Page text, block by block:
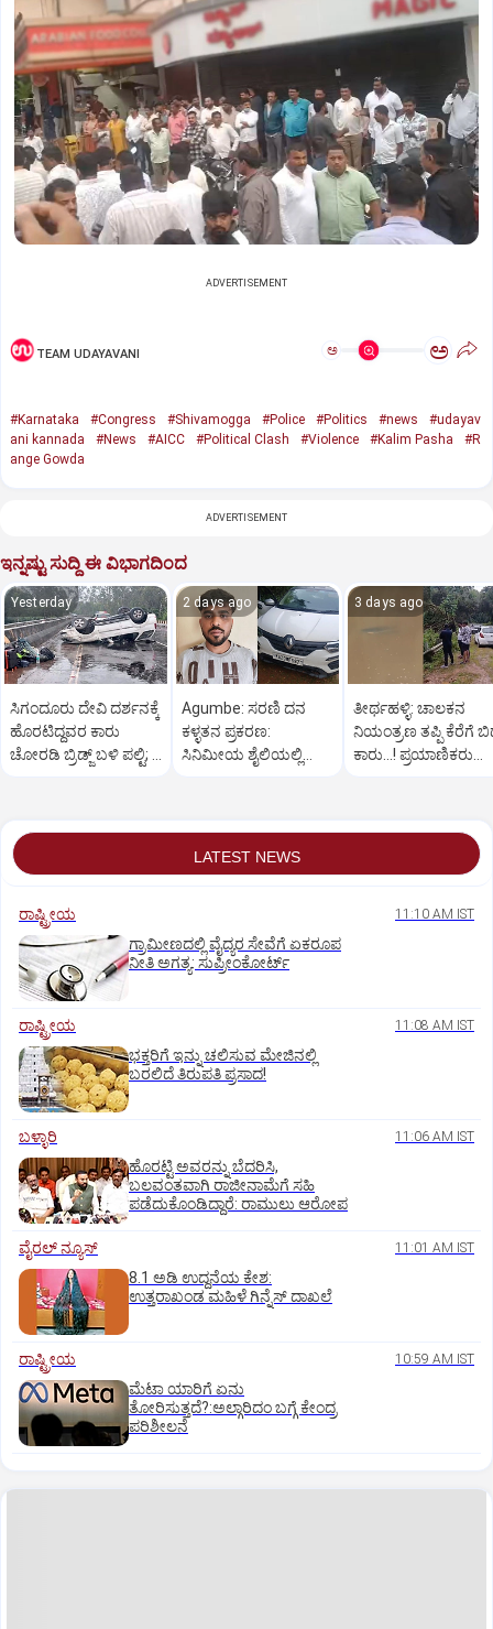
ADVERTISEMENT
TEAM UDAYAVANI ಅ ಅ
#Karnataka #Congress #Shivamogga #Police #Politics #news
#udayav
ani kannada
#News #AICC #Political Clash #Violence #Kalim Pasha
#R
ange Gowda
ADVERTISEMENT
ಇನ್ನಷ್ಟು ಸುದ್ದಿ ಈ ವಿಭಾಗದಿಂದ
Yesterday
ಸಿಗಂದೂರು ದೇವಿ ದರ್ಶನಕ್ಕೆ
ಹೊರಟಿದ್ದವರ ಕಾರು
ಚೋರಡಿ ಬ್ರಿಡ್ಜ್ ಬಳಿ ಪಲ್ಟಿ; 6
2 days ago
Agumbe: ಸರಣಿ ದನ
ಕಳ್ಳತನ ಪ್ರಕರಣ:
ಸಿನಿಮೀಯ ಶೈಲಿಯಲ್ಲಿ
3 days ago
ತೀರ್ಥಹಳ್ಳಿ: ಚಾಲಕನ
ನಿಯಂತ್ರಣ ತಪ್ಪಿ ಕೆರೆಗೆ
ಕಾರು...! ಪ್ರಯಾಣಿಕರು
LATEST NEWS
ರಾಷ್ಟ್ರೀಯ 11:10 AM IST
ಗ್ರಾಮೀಣದಲ್ಲಿ ವೈದ್ಯರ ಸೇವೆಗೆ ಏಕರೂಪ
ನೀತಿ ಅಗತ್ಯ: ಸುಪ್ರೀಂಕೋರ್ಟ್‌
ರಾಷ್ಟ್ರೀಯ 11:08 AM IST
ಭಕ್ತರಿಗೆ ಇನ್ನು ಚಲಿಸುವ ಮೇಜಿನಲ್ಲಿ
ಬರಲಿದೆ ತಿರುಪತಿ ಪ್ರಸಾದ!
ಬಳ್ಳಾರಿ 11:06 AM IST
ಹೊರಟ್ಟಿ ಅವರನ್ನು ಬೆದರಿಸಿ,
ಬಲವಂತವಾಗಿ ರಾಜೀನಾಮೆಗೆ ಸಹಿ
ಪಡೆದುಕೊಂಡಿದ್ದಾರೆ: ರಾಮುಲು ಆರೋಪ
ವೈರಲ್ ನ್ಯೂಸ್ 11:01 AM IST
8.1 ಅಡಿ ಉದ್ದನೆಯ ಕೇಶ:
ಉತ್ತರಾಖಂಡ ಮಹಿಳೆ ಗಿನ್ನೆಸ್‌ ದಾಖಲೆ
ರಾಷ್ಟ್ರೀಯ 10:59 AM IST
ಮೆಟಾ ಯಾರಿಗೆ ಏನು
ತೋರಿಸುತ್ತದೆ?:ಅಲ್ಗಾರಿದಂ ಬಗ್ಗೆ ಕೇಂದ್ರ
ಪರಿಶೀಲನೆ